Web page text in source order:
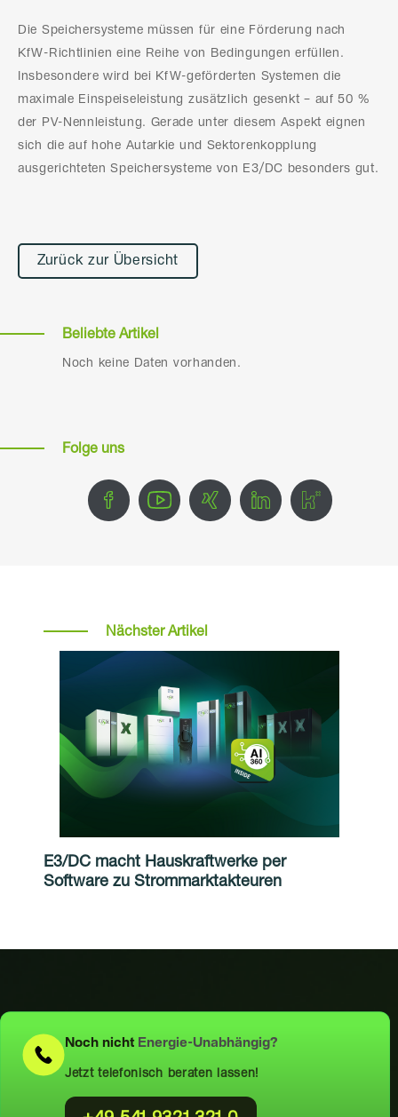
Die Speichersysteme müssen für eine Förderung nach
KfW-Richtlinien eine Reihe von Bedingungen erfüllen.
Insbesondere wird bei KfW-geförderten Systemen die
maximale Einspeiseleistung zusätzlich gesenkt – auf 50 %
der PV-Nennleistung. Gerade unter diesem Aspekt eignen
sich die auf hohe Autarkie und Sektorenkopplung
ausgerichteten Speichersysteme von E3/DC besonders gut.
Zurück zur Übersicht
Beliebte Artikel
Noch keine Daten vorhanden.
Folge uns
Nächster Artikel
E3/DC macht Hauskraftwerke per
Software zu Strommarktakteuren
Noch nicht Energie-Unabhängig?
Jetzt telefonisch beraten lassen!